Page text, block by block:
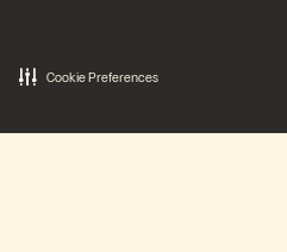
Cookie Preferences